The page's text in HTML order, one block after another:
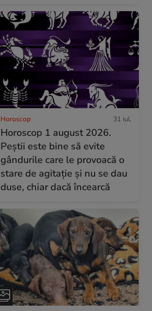
Horoscop 31 iul.
Horoscop 1 august 2026.
Peștii este bine să evite
gândurile care le provoacă o
stare de agitație și nu se dau
duse, chiar dacă încearcă